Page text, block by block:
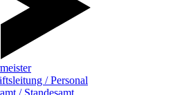
/ Personal
/ Standesamt